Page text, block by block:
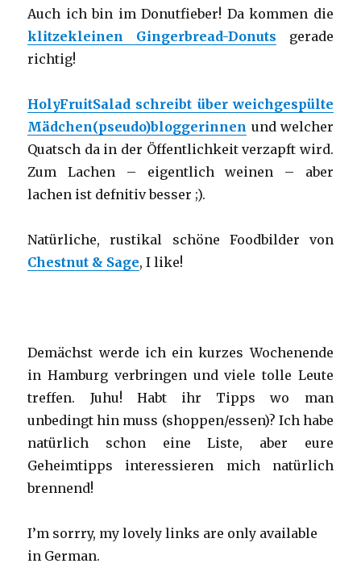
Auch ich bin im Donutfieber! Da kommen die
klitzekleinen Gingerbread-Donuts gerade
richtig!
HolyFruitSalad schreibt über weichgespülte
Mädchen(pseudo)bloggerinnen und welcher
Quatsch da in der Öffentlichkeit verzapft wird.
Zum Lachen – eigentlich weinen – aber
lachen ist defnitiv besser ;).
Natürliche, rustikal schöne Foodbilder von
Chestnut & Sage, I like!
Demächst werde ich ein kurzes Wochenende
in Hamburg verbringen und viele tolle Leute
treffen. Juhu! Habt ihr Tipps wo man
unbedingt hin muss (shoppen/essen)? Ich habe
natürlich schon eine Liste, aber eure
Geheimtipps interessieren mich natürlich
brennend!
I’m sorrry, my lovely links are only available
in German.